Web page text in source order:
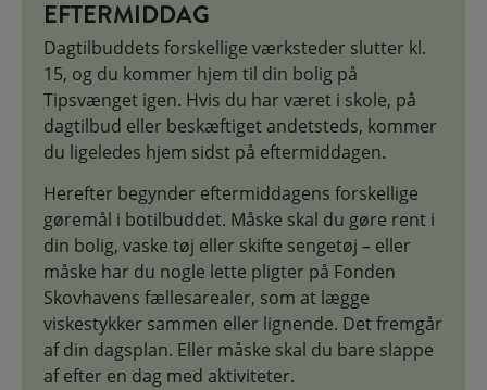
EFTERMIDDAG
Dagtilbuddets forskellige værksteder slutter kl.
15, og du kommer hjem til din bolig på
Tipsvænget igen. Hvis du har været i skole, på
dagtilbud eller beskæftiget andetsteds, kommer
du ligeledes hjem sidst på eftermiddagen.
Herefter begynder eftermiddagens forskellige
gøremål i botilbuddet. Måske skal du gøre rent i
din bolig, vaske tøj eller skifte sengetøj – eller
måske har du nogle lette pligter på Fonden
Skovhavens fællesarealer, som at lægge
viskestykker sammen eller lignende. Det fremgår
af din dagsplan. Eller måske skal du bare slappe
af efter en dag med aktiviteter.